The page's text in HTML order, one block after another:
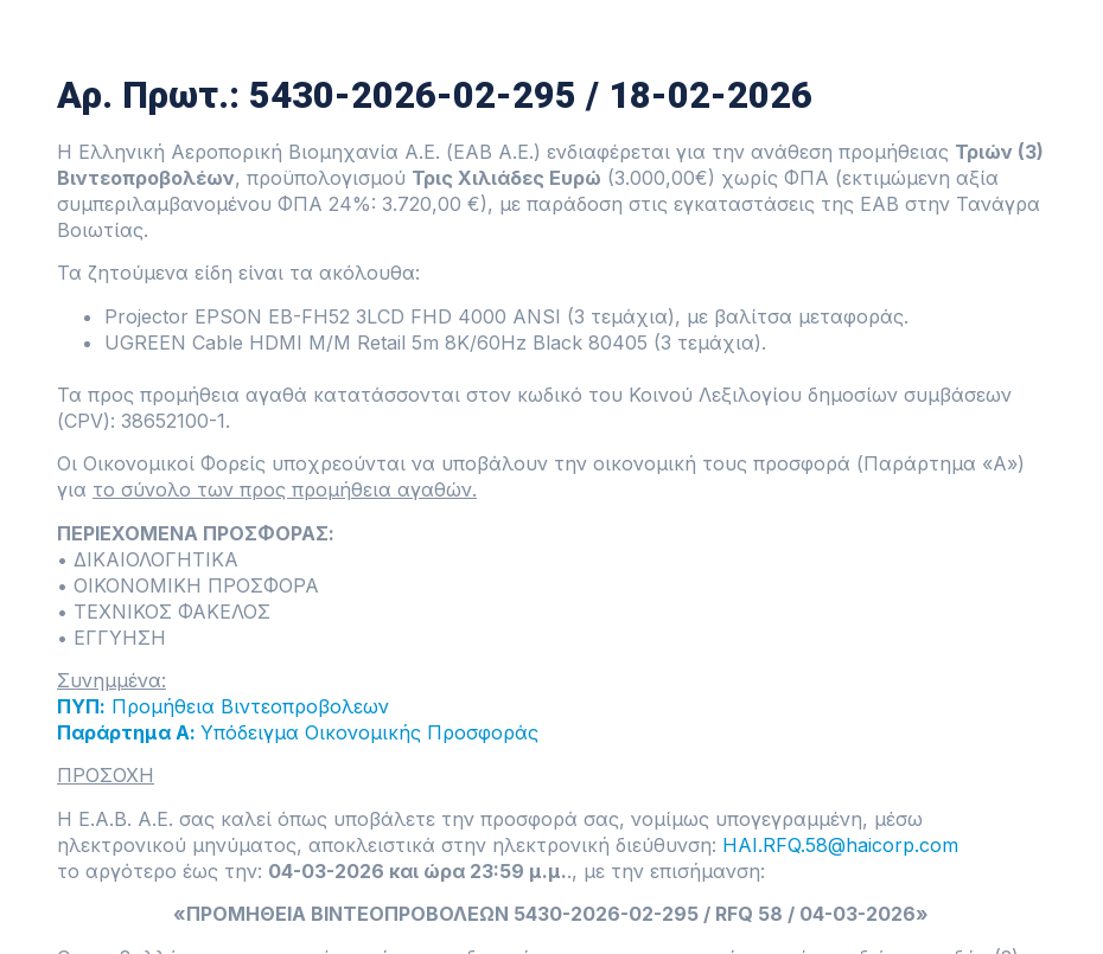
Αρ. Πρωτ.: 5430-2026-02-295 / 18-02-2026
Η Ελληνική Αεροπορική Βιομηχανία Α.Ε. (ΕΑΒ Α.Ε.) ενδιαφέρεται για την ανάθεση προμήθειας Τριών (3)
Βιντεοπροβολέων, προϋπολογισμού Τρις Χιλιάδες Ευρώ (3.000,00€) χωρίς ΦΠΑ (εκτιμώμενη αξία
συμπεριλαμβανομένου ΦΠΑ 24%: 3.720,00 €), με παράδοση στις εγκαταστάσεις της ΕΑΒ στην Τανάγρα
Βοιωτίας.
Τα ζητούμενα είδη είναι τα ακόλουθα:
Projector EPSON EB-FH52 3LCD FHD 4000 ANSI (3 τεμάχια), με βαλίτσα μεταφοράς.
UGREEN Cable HDMI M/M Retail 5m 8K/60Hz Black 80405 (3 τεμάχια).
Τα προς προμήθεια αγαθά κατατάσσονται στον κωδικό του Κοινού Λεξιλογίου δημοσίων συμβάσεων
(CPV): 38652100-1.
Οι Οικονομικοί Φορείς υποχρεούνται να υποβάλουν την οικονομική τους προσφορά (Παράρτημα «Α»)
για το σύνολο των προς προμήθεια αγαθών.
ΠΕΡΙΕΧΟΜΕΝΑ ΠΡΟΣΦΟΡΑΣ:
• ΔΙΚΑΙΟΛΟΓΗΤΙΚΑ
• ΟΙΚΟΝΟΜΙΚΗ ΠΡΟΣΦΟΡΑ
• ΤΕΧΝΙΚΟΣ ΦΑΚΕΛΟΣ
• ΕΓΓΥΗΣΗ
Συνημμένα:
ΠΥΠ: Προμήθεια Βιντεοπροβολεων
Παράρτημα Α: Υπόδειγμα Οικονομικής Προσφοράς
ΠΡΟΣΟΧΗ
Η Ε.Α.Β. Α.Ε. σας καλεί όπως υποβάλετε την προσφορά σας, νομίμως υπογεγραμμένη, μέσω
ηλεκτρονικού μηνύματος, αποκλειστικά στην ηλεκτρονική διεύθυνση: HAI.RFQ.58@haicorp.com
το αργότερο έως την: 04-03-2026 και ώρα 23:59 μ.μ.., με την επισήμανση:
«ΠΡΟΜΗΘΕΙΑ ΒΙΝΤΕΟΠΡΟΒΟΛΕΩΝ 5430-2026-02-295 / RFQ 58 / 04-03-2026»